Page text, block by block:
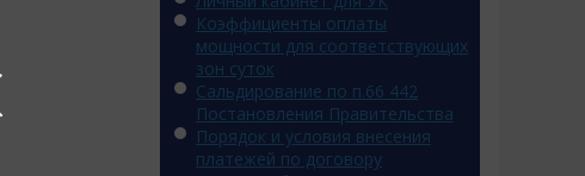
Коэффициенты оплаты
мощности для соответствующих
зон суток
Сальдирование по п.66 442
Постановления Правительства
Порядок и условия внесения
платежей по договору